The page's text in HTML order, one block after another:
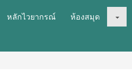
หลักไวยากรณ์ ห้องสมุด